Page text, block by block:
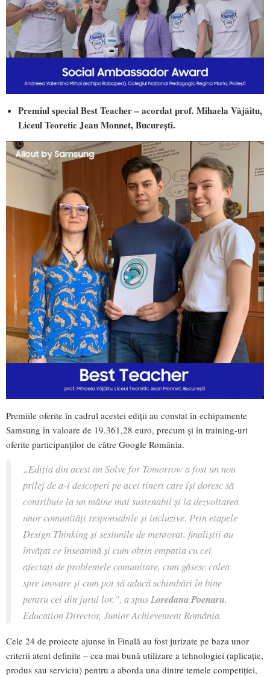
Premiul special Best Teacher – acordat prof. Mihaela Vâjâitu,
Liceul Teoretic Jean Monnet, București.
Premiile oferite în cadrul acestei ediții au constat în echipamente
Samsung în valoare de 19.361,28 euro, precum și în training-uri
oferite participanților de către Google România.
„Ediția din acest an Solve for Tomorrow a fost un nou
prilej de a-i descoperi pe acei tineri care își doresc să
contribuie la un mâine mai sustenabil și la dezvoltarea
unor comunități responsabile și incluzive. Prin etapele
Design Thinking și sesiunile de mentorat, finaliștii au
învățat ce înseamnă și cum obțin empatia cu cei
afectați de problemele comunitare, cum găsesc calea
spre inovare și cum pot să aducă schimbări în bine
pentru cei din jurul lor.”, a spus Loredana Poenaru,
Education Director, Junior Achievement România.
Cele 24 de proiecte ajunse în Finală au fost jurizate pe baza unor
criterii atent definite – cea mai bună utilizare a tehnologiei (aplicație,
produs sau serviciu) pentru a aborda una dintre temele competiției,